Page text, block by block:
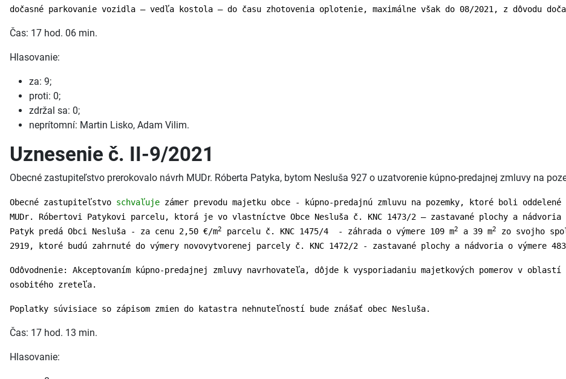
dočasné parkovanie vozidla – vedľa kostola – do času zhotovenia oplotenie, maximálne však do 08/2021, z dôvodu
Čas: 17 hod. 06 min.
Hlasovanie:
za: 9;
proti: 0;
zdržal sa: 0;
neprítomní: Martin Lisko, Adam Vilim.
Uznesenie č. II-9/2021
Obecné zastupiteľstvo prerokovalo návrh MUDr. Róberta Patyka, bytom Nesluša 927 o uzatvorenie kúpno-predajnej zmluvy na
Obecné zastupiteľstvo schvaľuje zámer prevodu majetku obce - kúpno-predajnú zmluvu na pozemky, ktoré boli
MUDr. Róbertovi Patykovi parcelu, ktorá je vo vlastníctve Obce Nesluša č. KNC 1473/2 – zastavané plochy a nádvoria
Patyk predá Obci Nesluša - za cenu 2,50 €/m2 parcelu č. KNC 1475/4 - záhrada o výmere 109 m2 a 39 m2
zo svojho
2919, ktoré budú zahrnuté do výmery novovytvorenej parcely č. KNC 1472/2 - zastavané plochy a nádvoria o výmere 483
Odôvodnenie: Akceptovaním kúpno-predajnej zmluvy navrhovateľa, dôjde k vysporiadaniu majetkových pomerov v
osobitého zreteľa.
Poplatky súvisiace so zápisom zmien do katastra nehnuteľností bude znášať obec Nesluša.
Čas: 17 hod. 13 min.
Hlasovanie: